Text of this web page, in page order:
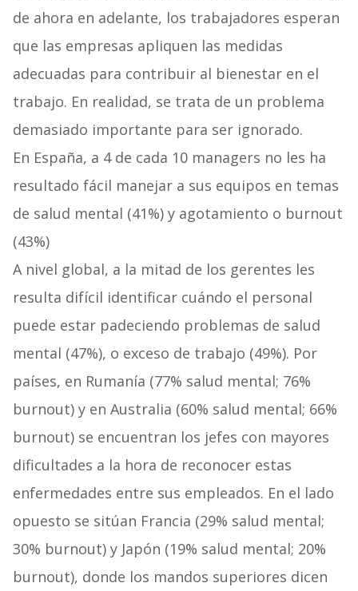
de ahora en adelante, los trabajadores esperan
que las empresas apliquen las medidas
adecuadas para contribuir al bienestar en el
trabajo. En realidad, se trata de un problema
demasiado importante para ser ignorado.
En España, a 4 de cada 10 managers no les ha
resultado fácil manejar a sus equipos en temas
de salud mental (41%) y agotamiento o burnout
(43%)
A nivel global, a la mitad de los gerentes les
resulta difícil identificar cuándo el personal
puede estar padeciendo problemas de salud
mental (47%), o exceso de trabajo (49%). Por
países, en Rumanía (77% salud mental; 76%
burnout) y en Australia (60% salud mental; 66%
burnout) se encuentran los jefes con mayores
dificultades a la hora de reconocer estas
enfermedades entre sus empleados. En el lado
opuesto se sitúan Francia (29% salud mental;
30% burnout) y Japón (19% salud mental; 20%
burnout), donde los mandos superiores dicen